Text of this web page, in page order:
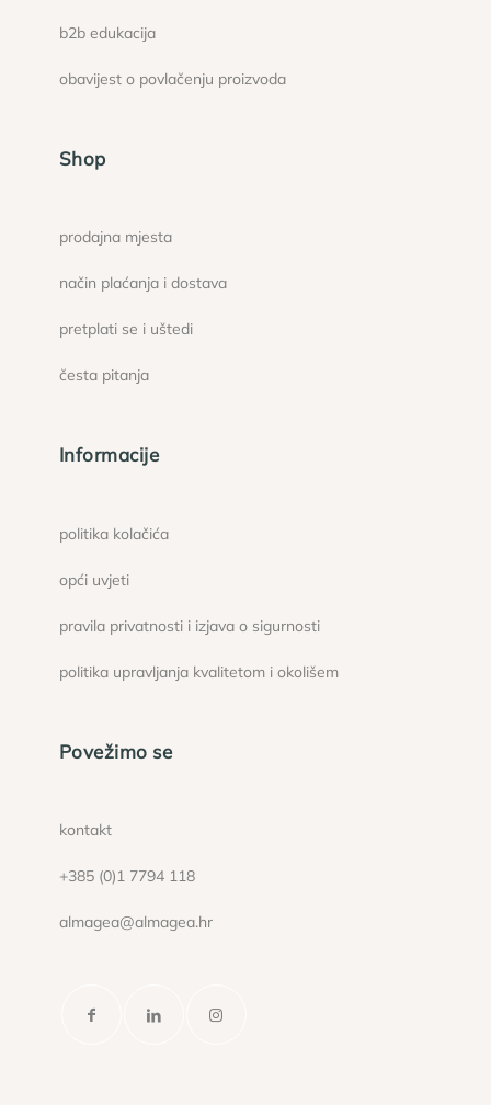
b2b edukacija
obavijest o povlačenju proizvoda
Shop
prodajna mjesta
način plaćanja i dostava
pretplati se i uštedi
česta pitanja
Informacije
politika kolačića
opći uvjeti
pravila privatnosti i izjava o sigurnosti
politika upravljanja kvalitetom i okolišem
Povežimo se
kontakt
+385 (0)1 7794 118
almagea@almagea.hr